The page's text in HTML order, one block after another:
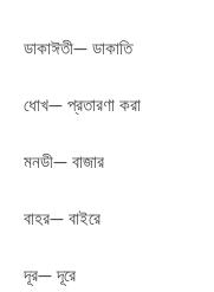
ডাকাঈতী— ডাকাতি
ধোখ— প্রতারণা করা
মনডী— বাজার
বাহর— বাইরে
দূর— দূরে